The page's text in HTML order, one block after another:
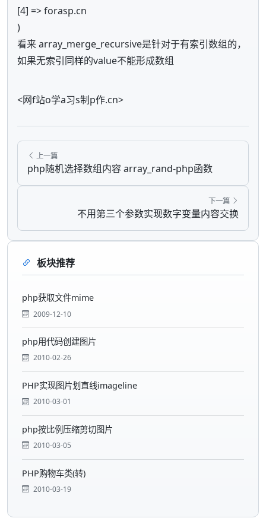
[4] => forasp.cn
)
看来 array_merge_recursive是针对于有索引数组的，
如果无索引同样的value不能形成数组
<网f站o学a习s制p作.cn>
上一篇
php随机选择数组内容 array_rand-php函数
下一篇
不用第三个参数实现数字变量内容交换
板块推荐
php获取文件mime
2009-12-10
php用代码创建图片
2010-02-26
PHP实现图片划直线imageline
2010-03-01
php按比例压缩剪切图片
2010-03-05
PHP购物车类(转)
2010-03-19